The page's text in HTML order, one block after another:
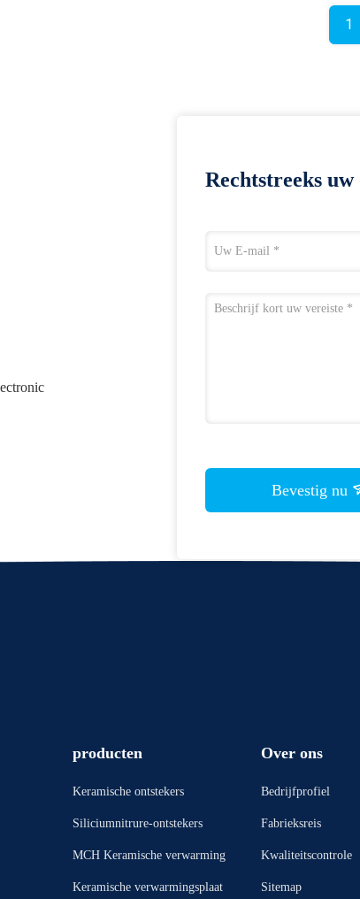
1
Rechtstreeks
Bevestig nu
producten
Keramische ontstekers
Siliciumnitrure-ontstekers
MCH Keramische verwarming
Keramische verwarmingsplaat
Over ons
Bedrijfprofiel
Fabrieksreis
Kwaliteitscontrole
Sitemap